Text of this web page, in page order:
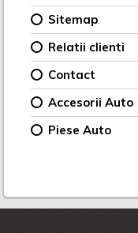
Sitemap
Relatii clienti
Contact
Accesorii Auto
Piese Auto